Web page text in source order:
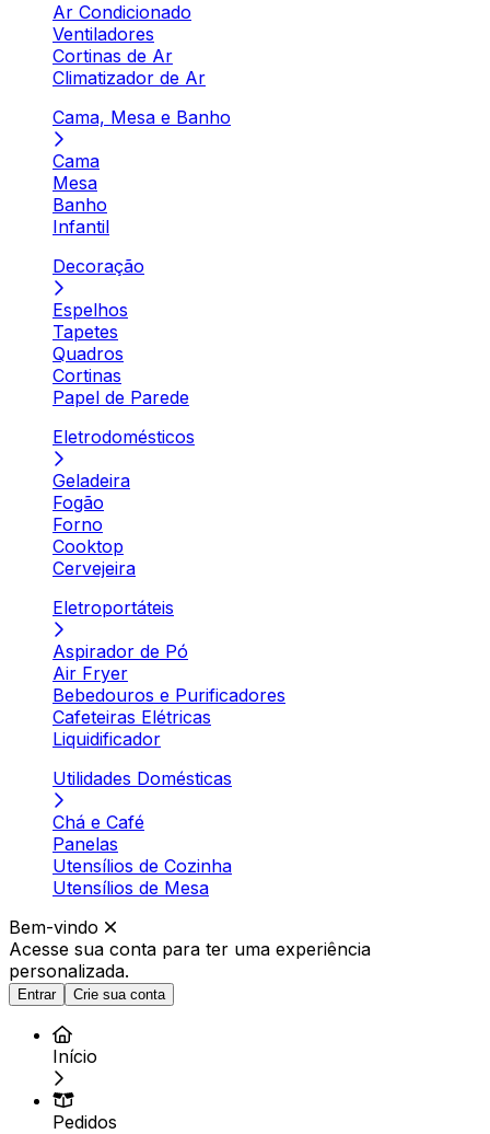
Ar Condicionado
Ventiladores
Cortinas de Ar
Climatizador de Ar
Cama, Mesa e Banho
Cama
Mesa
Banho
Infantil
Decoração
Espelhos
Tapetes
Quadros
Cortinas
Papel de Parede
Eletrodomésticos
Geladeira
Fogão
Forno
Cooktop
Cervejeira
Eletroportáteis
Aspirador de Pó
Air Fryer
Bebedouros e Purificadores
Cafeteiras Elétricas
Liquidificador
Utilidades Domésticas
Chá e Café
Panelas
Utensílios de Cozinha
Utensílios de Mesa
Bem-vindo
Acesse sua conta para ter uma experiência
personalizada.
Entrar Crie sua conta
Início
Pedidos